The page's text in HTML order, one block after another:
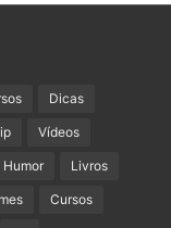
Dicas
Vídeos
Humor Livros
Cursos